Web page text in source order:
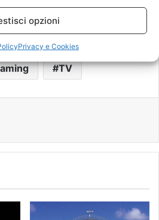
opzioni
Privacy e Cookies
Celebrity Hunted
TV